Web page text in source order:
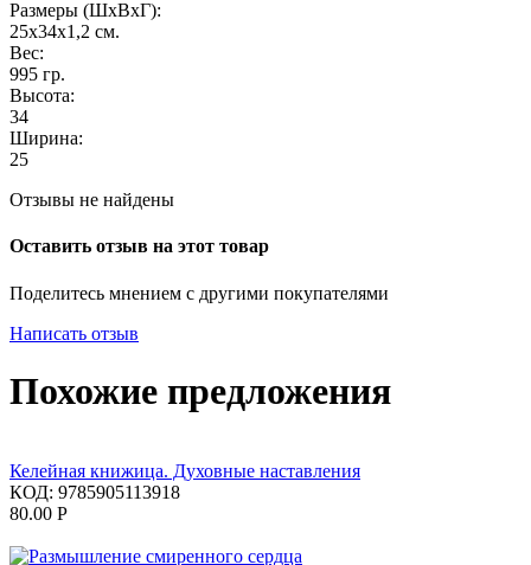
Размеры (ШxВxГ):
25х34х1,2 см.
Вес:
995 гр.
Высота:
34
Ширина:
25
Отзывы не найдены
Оставить отзыв на этот товар
Поделитесь мнением с другими покупателями
Написать отзыв
Похожие предложения
Келейная книжица. Духовные наставления
КОД: 9785905113918
80.00 Р